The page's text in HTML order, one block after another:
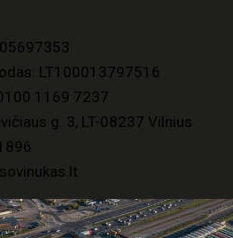
LT100013797516
1169 7237
g. 3, LT-08237 Vilnius